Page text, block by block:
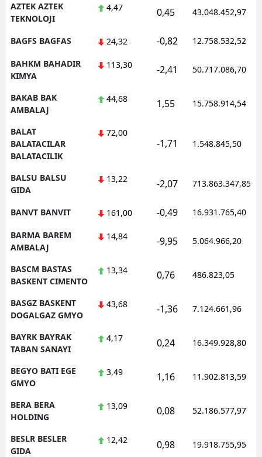
AZTEK AZTEK
TEKNOLOJI
4,47 0,45 43.048.452,97
BAGFS BAGFAS 24,32 -0,82 12.758.532,52
BAHKM BAHADIR
KIMYA
113,30 -2,41 50.717.086,70
BAKAB BAK
AMBALAJ
44,68 1,55 15.758.914,54
BALAT
BALATACILAR
BALATACILIK
72,00
-1,71 1.548.845,50
BALSU BALSU
GIDA
13,22 -2,07 713.863.347,85
BANVT BANVIT 161,00 -0,49 16.931.765,40
BARMA BAREM
AMBALAJ
14,84 -9,95 5.064.966,20
BASCM BASTAS
BASKENT CIMENTO
13,34 0,76 486.823,05
BASGZ BASKENT
DOGALGAZ GMYO
43,68 -1,36 7.124.661,96
BAYRK BAYRAK
TABAN SANAYI
4,17 0,24 16.349.928,80
BEGYO BATI EGE
GMYO
3,49 1,16 11.902.813,59
BERA BERA
HOLDING
13,09 0,08 52.186.577,97
BESLR BESLER
GIDA
12,42 0,98 19.918.755,95